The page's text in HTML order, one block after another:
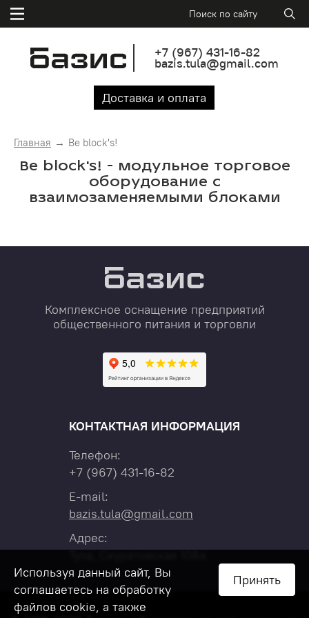
+7 (967) 431-16-82
bazis.tula@gmail.com
Доставка и оплата
Главная Be block's!
Be block's! - модульное торговое
оборудование с
взаимозаменяемыми блоками
Комплексное оснащение предприятий
общественного питания и торговли
КОНТАКТНАЯ ИНФОРМАЦИЯ
Телефон:
+7 (967) 431-16-82
E-mail:
bazis.tula@gmail.com
Адрес:
Тула, Скуратовская 108а
Используя данный сайт, Вы
соглашаетесь на обработку
файлов cookie, а также
Принять